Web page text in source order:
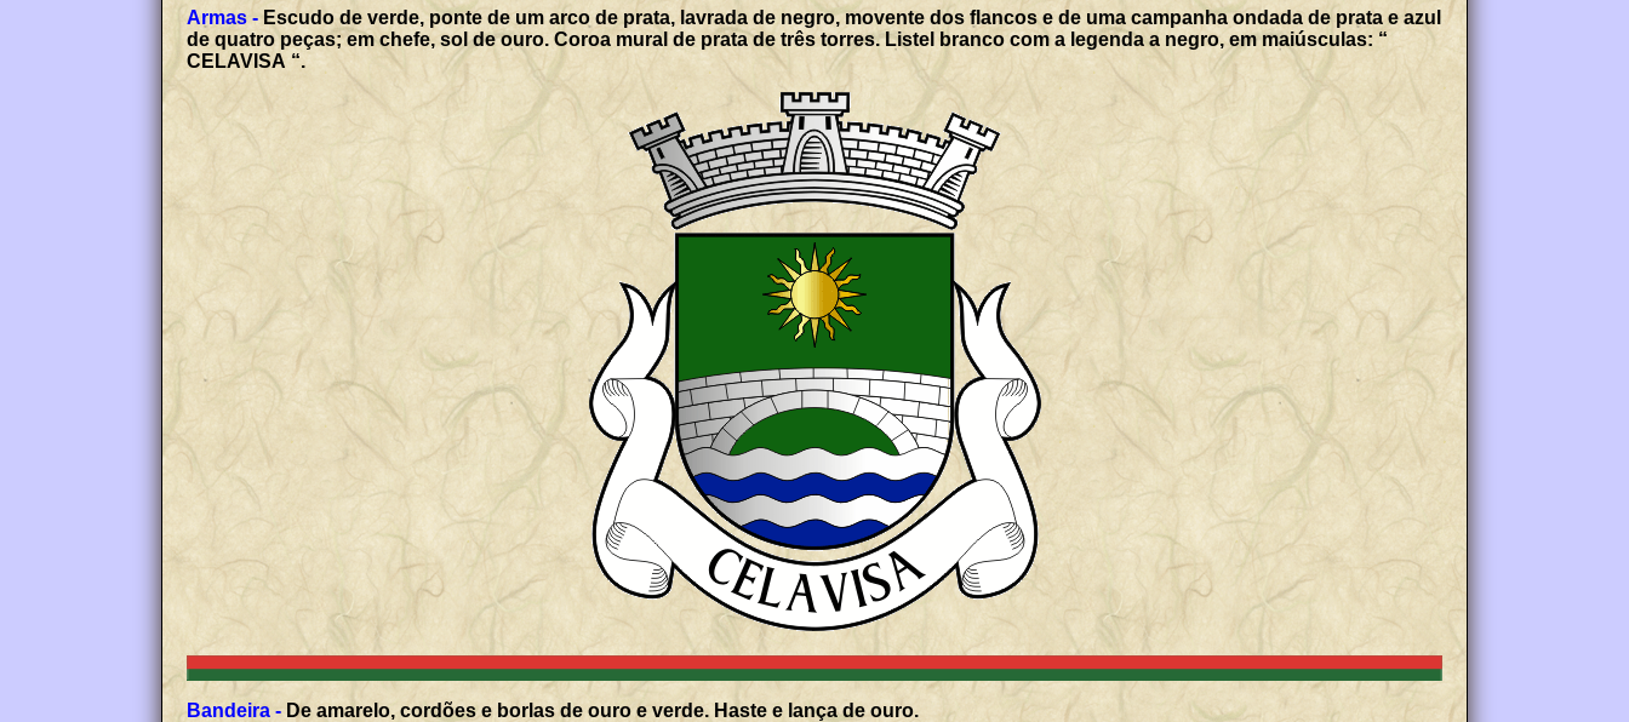
Armas - Escudo de verde, ponte de um arco de prata, lavrada de negro, movente dos flancos e de uma campanha ondada de prata e azul
de quatro peças; em chefe, sol de ouro. Coroa mural de prata de três torres. Listel branco com a legenda a negro, em maiúsculas: “
CELAVISA “.
Bandeira - De amarelo, cordões e borlas de ouro e verde. Haste e lança de ouro.